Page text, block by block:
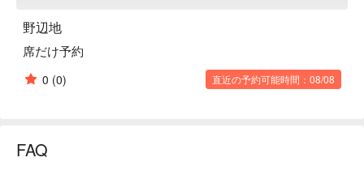
野辺地
席だけ予約
0 (0) 直近の予約可能時間：08/08
FAQ